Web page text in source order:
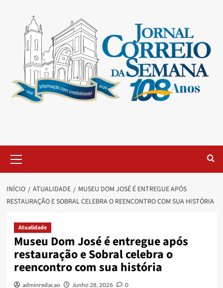
INÍCIO ATUALIDADE
MUSEU DOM JOSÉ É ENTREGUE APÓS
RESTAURAÇÃO E SOBRAL CELEBRA O REENCONTRO COM SUA HISTÓRIA
Atualidade
Museu Dom José é entregue após
restauração e Sobral celebra o
reencontro com sua história
adminredacao Junho 28, 2026 0